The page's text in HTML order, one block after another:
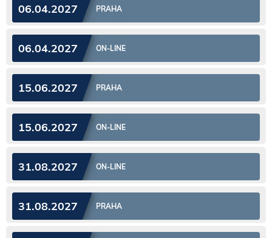
06.04.2027 PRAHA
06.04.2027 ON-LINE
15.06.2027 PRAHA
15.06.2027 ON-LINE
31.08.2027 ON-LINE
31.08.2027 PRAHA